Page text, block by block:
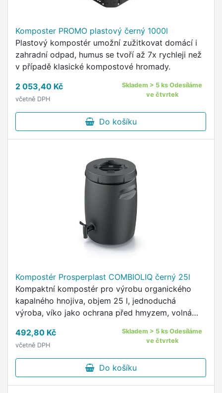
Komposter PROMO plastový černý 1000l
Plastový kompostér umožní zužitkovat domácí i
zahradní odpad, humus se tvoří až 7x rychleji než
v případě klasické kompostové hromady.
2 053,40 Kč
včetně DPH
Skladem > 5 ks Odesíláme
ve čtvrtek
Do košíku
Kompostér Prosperplast COMBIOLIQ černý 25l
Kompaktní kompostér pro výrobu organického
kapalného hnojiva, objem 25 l, jednoduchá
výroba, víko jako ochrana před hmyzem, volná
kohoutek.
492,80 Kč
včetně DPH
Skladem > 5 ks Odesíláme
ve čtvrtek
Do košíku